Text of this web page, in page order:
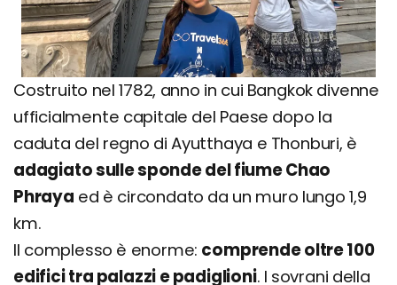
Costruito nel 1782, anno in cui Bangkok divenne
ufficialmente capitale del Paese dopo la
caduta del regno di Ayutthaya e Thonburi, è
adagiato sulle sponde del fiume Chao
Phraya ed è circondato da un muro lungo 1,9
km.
Il complesso è enorme: comprende oltre 100
edifici tra palazzi e padiglioni. I sovrani della